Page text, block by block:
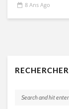
8 Ans Ago